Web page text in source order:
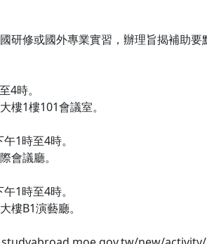
修或國外專業實習，辦理旨揭補助要
時。
1樓101會議室。
時至4時。
議廳。
時至4時。
B1演藝廳。